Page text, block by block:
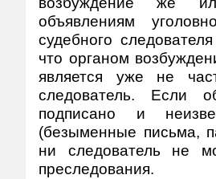
объявлениям
судебного
что органом
является уже не
следователь. Если
подписано и
(безыменные письма,
ни следователь не
преследования.